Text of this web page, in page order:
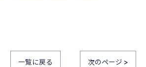
一覧に戻る 次のページ >